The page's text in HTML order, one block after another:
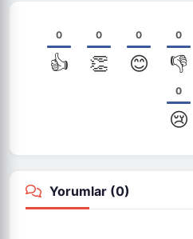
0
👍
0
👏
0
😊
0
👎
0
😢
Yorumlar (0)